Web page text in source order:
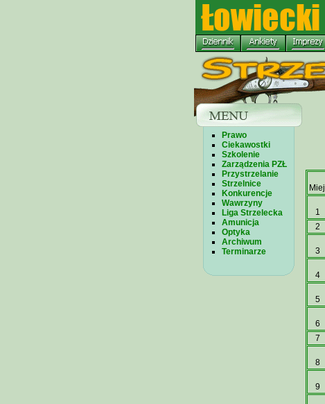
Prawo
Ciekawostki
Szkolenie
Zarządzenia PZŁ
Przystrzelanie
Strzelnice
Konkurencje
Wawrzyny
Liga Strzelecka
Amunicja
Optyka
Archiwum
Terminarze
1
2
3
4
5
6
7
8
9